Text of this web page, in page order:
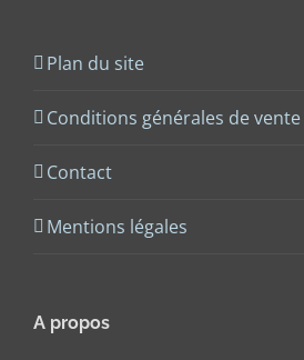
Plan du site
Conditions générales de vente
Contact
Mentions légales
A propos